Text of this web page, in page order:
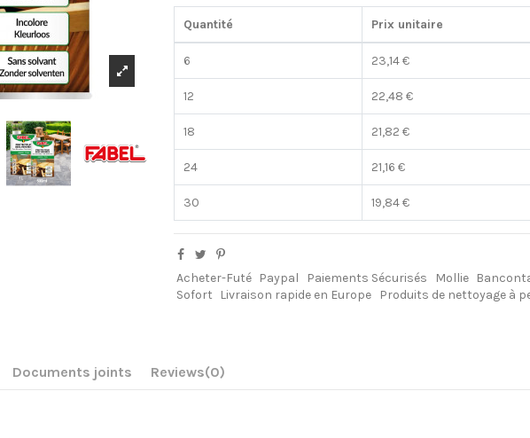
Quantité Prix unitaire
6 23,14 €
12 22,48 €
18 21,82 €
24 21,16 €
30 19,84 €
Acheter-Futé Paypal Paiements Sécurisés Mollie
Sofort
Livraison rapide en Europe Produits de nettoyage à
Documents joints Reviews(0)